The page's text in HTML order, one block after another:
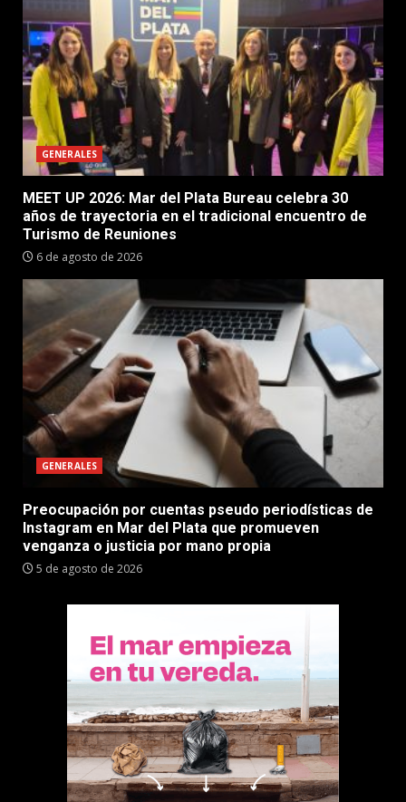
GENERALES
MEET UP 2026: Mar del Plata Bureau celebra 30
años de trayectoria en el tradicional encuentro de
Turismo de Reuniones
6 de agosto de 2026
GENERALES
Preocupación por cuentas pseudo periodísticas de
Instagram en Mar del Plata que promueven
venganza o justicia por mano propia
5 de agosto de 2026